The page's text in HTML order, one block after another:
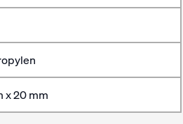
x 20 mm